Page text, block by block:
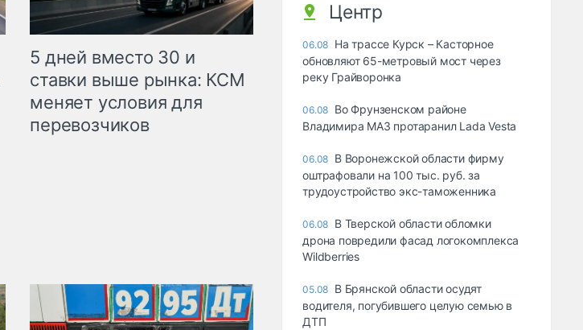
5 дней вместо 30 и
ставки выше рынка: КСМ
меняет условия для
перевозчиков
Центр
06.08 На трассе Курск – Касторное
обновляют 65-метровый мост через
реку Грайворонка
06.08 Во Фрунзенском районе
Владимира МАЗ протаранил Lada Vesta
06.08 В Воронежской области фирму
оштрафовали на 100 тыс. руб. за
трудоустройство экс-таможенника
06.08 В Тверской области обломки
дрона повредили фасад логокомплекса
Wildberries
05.08 В Брянской области осудят
водителя, погубившего целую семью в
ДТП